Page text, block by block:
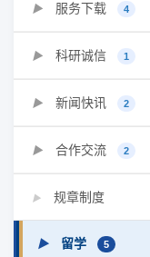
▶ 服务下载 4
▶ 科研诚信 1
▶ 新闻快讯 2
▶ 合作交流 2
▶ 规章制度
▶ 留学 5